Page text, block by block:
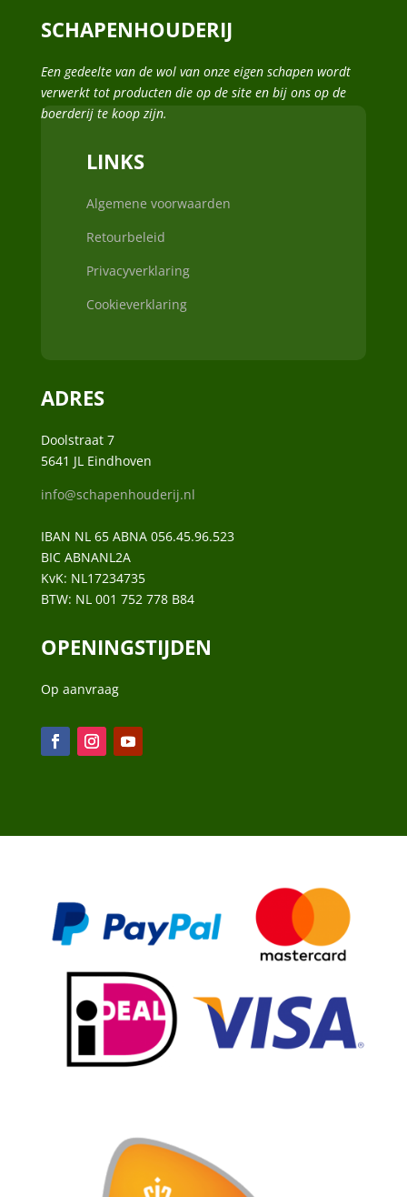
SCHAPENHOUDERIJ
Een gedeelte van de wol van onze eigen schapen wordt
verwerkt tot producten die op de site en bij ons op de
boerderij te koop zijn.
LINKS
Algemene voorwaarden
Retourbeleid
Privacyverklaring
Cookieverklaring
ADRES
Doolstraat 7
5641 JL Eindhoven
info@schapenhouderij.nl
IBAN NL 65 ABNA 056.45.96.523
BIC ABNANL2A
KvK: NL17234735
BTW: NL 001 752 778 B84
OPENINGSTIJDEN
Op aanvraag